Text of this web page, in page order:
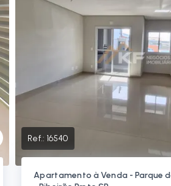
Ref.: 16540
Apartamento à Venda - Parque